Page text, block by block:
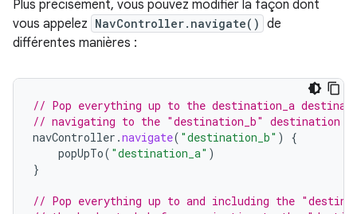
Plus précisément, vous pouvez modifier la façon dont
vous appelez NavController.navigate() de
différentes manières :
// Pop everything up to the destination_a
// navigating to the "destination_b" destination
navController .navigate( "destination_b" )
{
popUpTo( "destination_a" )
}
// Pop everything up to and including the